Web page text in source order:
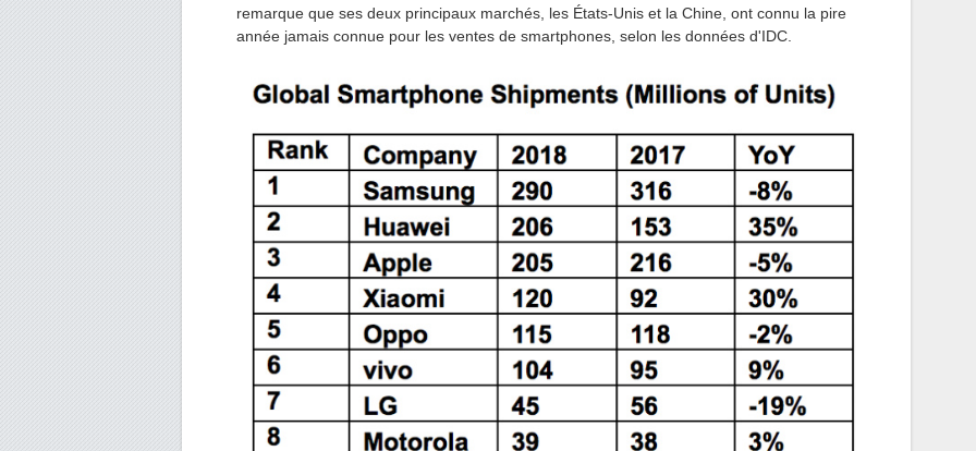
remarque que ses deux principaux marchés, les États-Unis et la Chine, ont connu la pire
année jamais connue pour les ventes de smartphones, selon les données d'IDC.